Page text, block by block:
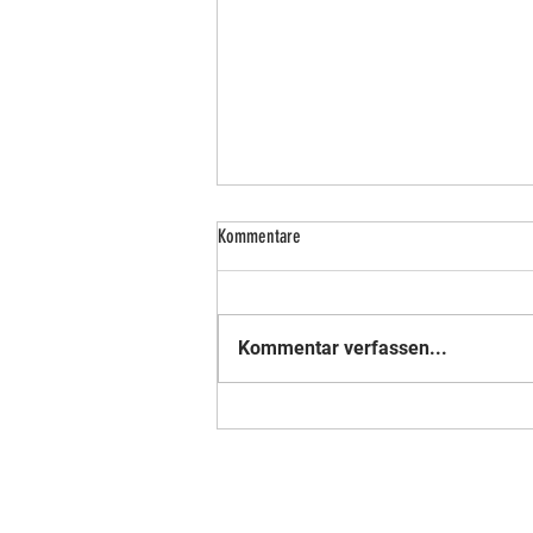
Kommentare
Kommentar verfassen...